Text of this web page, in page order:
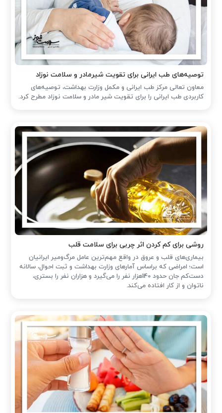
توصیه‌های طب ایرانی برای تقویت شیرمادر و سلامت نوزاد
معاون تعالی مرکز طب ایرانی و مکمل وزارت بهداشت، توصیه‌های
کاربردی طب ایرانی را برای تقویت شیر مادر و سلامت نوزاد مطرح کرد.
روشی برای کم کردن اثر چربی برای سلامت قلب
بیماری‌های قلب و عروق در واقع مهم‌ترین عامل مرگ‌ومیر ایرانیان
است؛ امراضی که براساس آمارهای وزارت بهداشت و ثبت احوال، سالانه
دست‌کم جان حدود 140هزار نفر را می‌گیرد و هزاران نفر را بستری،
ناتوان و از کار افتاده می‌کند.